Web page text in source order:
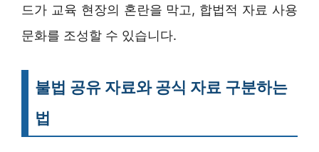
드가 교육 현장의 혼란을 막고, 합법적 자료 사용
문화를 조성할 수 있습니다.
불법 공유 자료와 공식 자료 구분하는
법